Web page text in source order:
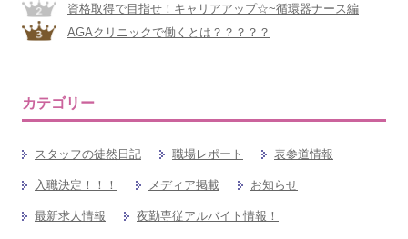
資格取得で目指せ！キャリアアップ☆~循環器ナース編
AGAクリニックで働くとは？？？？？
カテゴリー
スタッフの徒然日記 職場レポート 表参道情報
入職決定！！！ メディア掲載 お知らせ
最新求人情報 夜勤専従アルバイト情報！